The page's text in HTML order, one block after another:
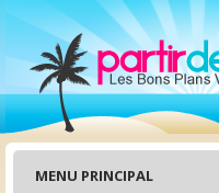
MENU PRINCIPAL